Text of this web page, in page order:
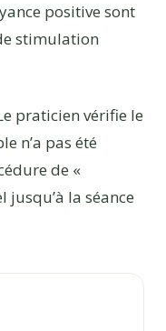
positive sont
stimulation
praticien vérifie le
n’a pas été
de «
jusqu’à la séance